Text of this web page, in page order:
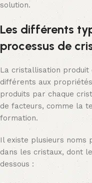
solution.
Les différents
processus de
La cristallisation produit
différents aux
produits par chaque
de facteurs, comme la
formation.
Il existe plusieurs noms
dans les cristaux, dont
dessous :